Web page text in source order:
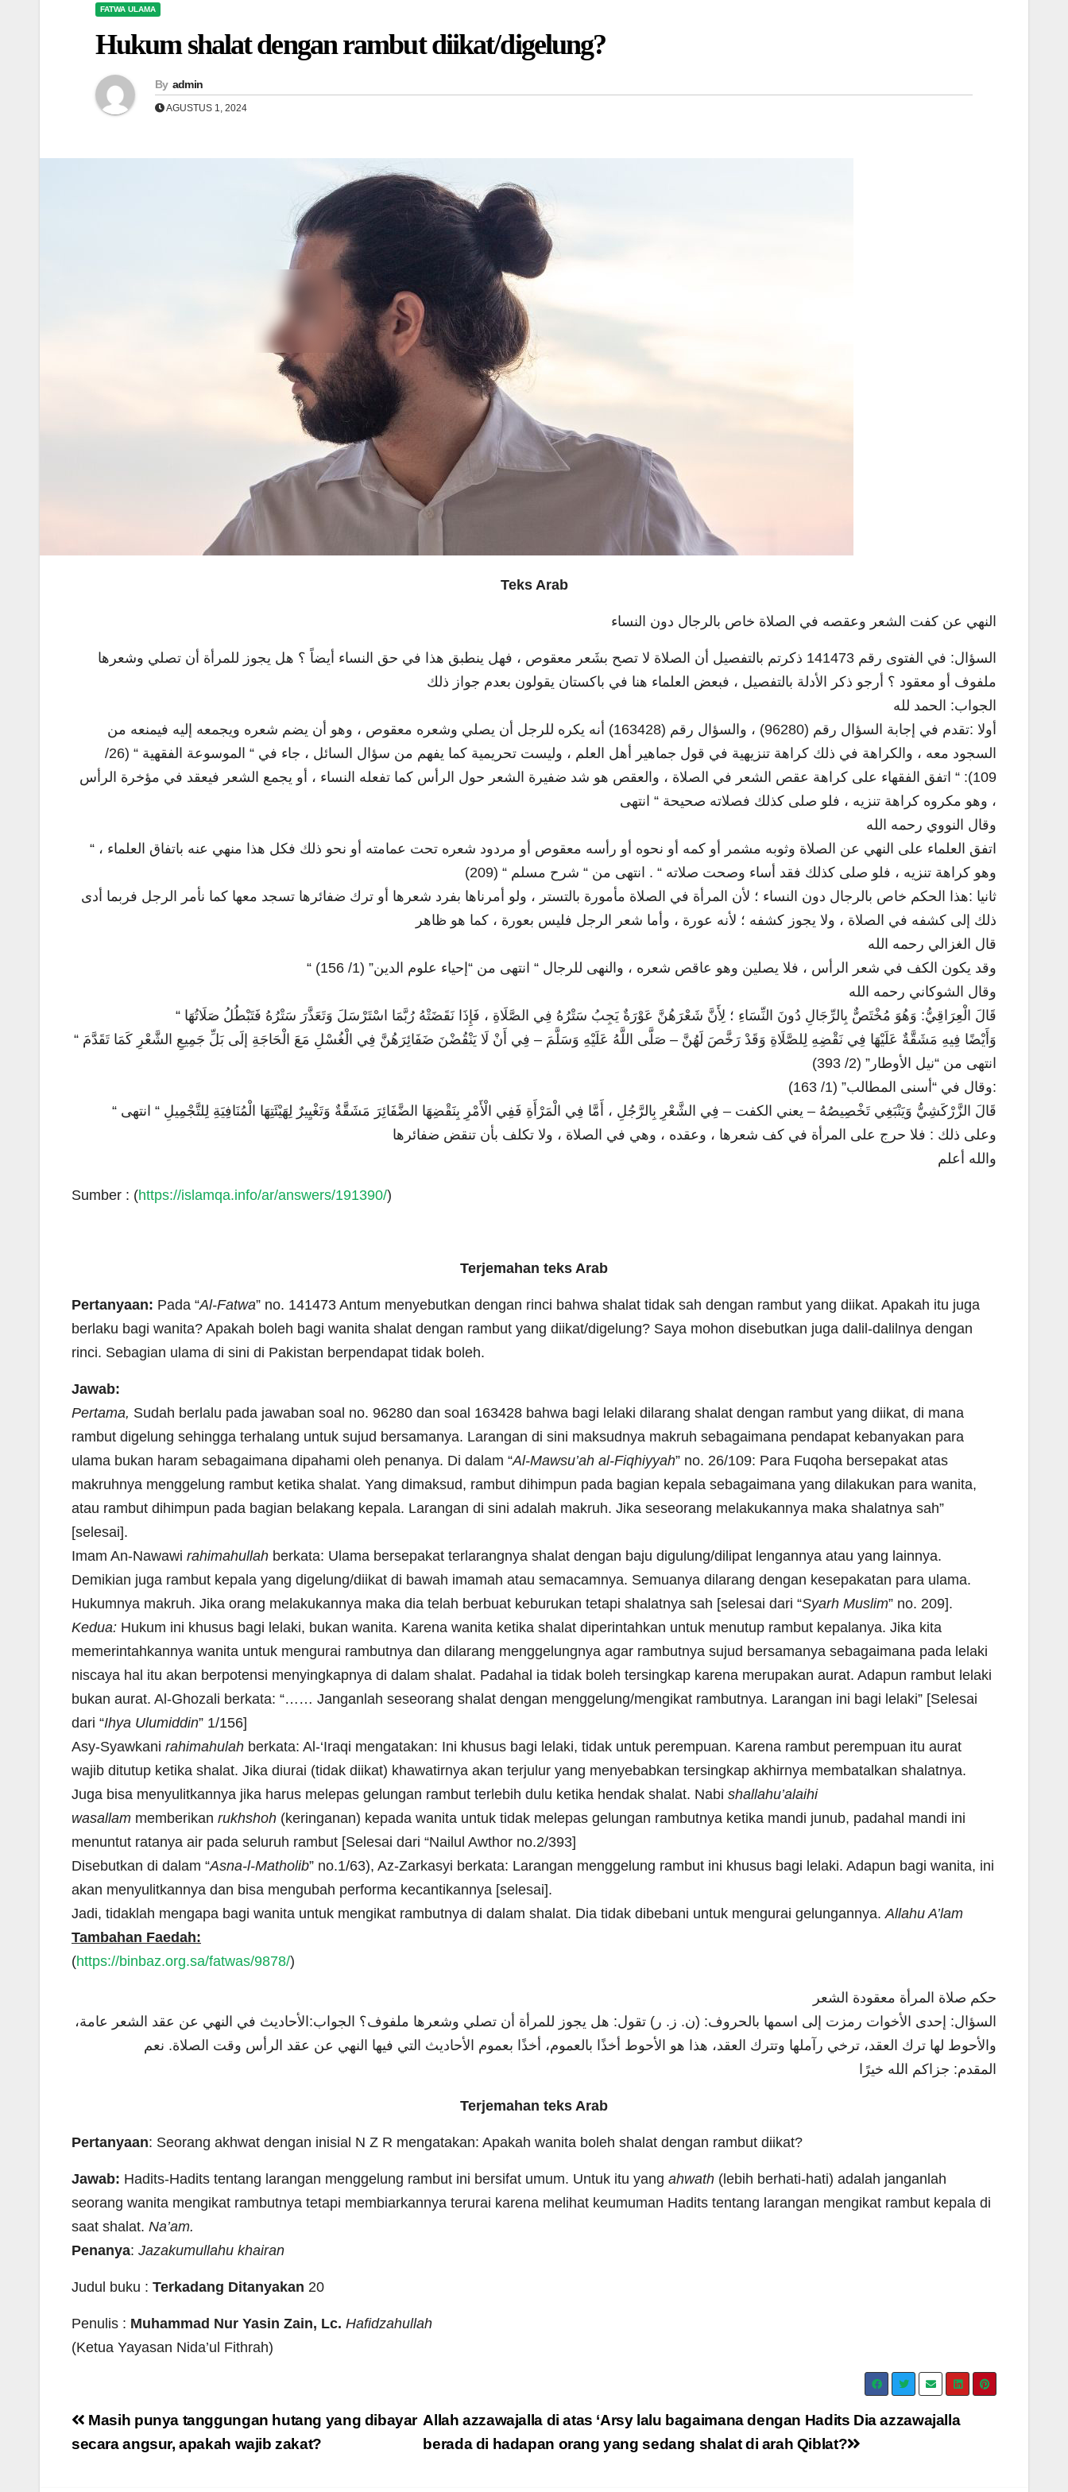
FATWA ULAMA
Hukum shalat dengan rambut diikat/digelung?
By admin
AGUSTUS 1, 2024
Teks Arab
النهي عن كفت الشعر وعقصه في الصلاة خاص بالرجال دون النساء
السؤال: في الفتوى رقم 141473 ذكرتم بالتفصيل أن الصلاة لا تصح بشَعر معقوص ، فهل ينطبق هذا في حق النساء أيضاً ؟ هل يجوز للمرأة أن تصلي وشعرها
ملفوف أو معقود ؟ أرجو ذكر الأدلة بالتفصيل ، فبعض العلماء هنا في باكستان يقولون بعدم جواز ذلك
الجواب: الحمد لله
أولا :تقدم في إجابة السؤال رقم (96280) ، والسؤال رقم (163428) أنه يكره للرجل أن يصلي وشعره معقوص ، وهو أن يضم شعره ويجمعه إليه فيمنعه من
السجود معه ، والكراهة في ذلك كراهة تنزيهية في قول جماهير أهل العلم ، وليست تحريمية كما يفهم من سؤال السائل ، جاء في “ الموسوعة الفقهية “ (26/
109): “ اتفق الفقهاء على كراهة عقص الشعر في الصلاة ، والعقص هو شد ضفيرة الشعر حول الرأس كما تفعله النساء ، أو يجمع الشعر فيعقد في مؤخرة الرأس
، وهو مكروه كراهة تنزيه ، فلو صلى كذلك فصلاته صحيحة “ انتهى
وقال النووي رحمه الله
“ اتفق العلماء على النهي عن الصلاة وثوبه مشمر أو كمه أو نحوه أو رأسه معقوص أو مردود شعره تحت عمامته أو نحو ذلك فكل هذا منهي عنه باتفاق العلماء ،
وهو كراهة تنزيه ، فلو صلى كذلك فقد أساء وصحت صلاته “ . انتهى من “ شرح مسلم “ (209)
ثانيا :هذا الحكم خاص بالرجال دون النساء ؛ لأن المرأة في الصلاة مأمورة بالتستر ، ولو أمرناها بفرد شعرها أو ترك ضفائرها تسجد معها كما نأمر الرجل فربما أدى
ذلك إلى كشفه في الصلاة ، ولا يجوز كشفه ؛ لأنه عورة ، وأما شعر الرجل فليس بعورة ، كما هو ظاهر
قال الغزالي رحمه الله
“ وقد يكون الكف في شعر الرأس ، فلا يصلين وهو عاقص شعره ، والنهى للرجال “ انتهى من “إحياء علوم الدين” (1/ 156)
وقال الشوكاني رحمه الله
“ قَالَ الْعِرَاقِيُّ: وَهُوَ مُخْتَصٌّ بِالرِّجَالِ دُونَ النِّسَاءِ ؛ لِأَنَّ شَعْرَهُنَّ عَوْرَةٌ يَجِبُ سَتْرُهُ فِي الصَّلَاةِ ، فَإِذَا نَقَضَتْهُ رُبَّمَا اسْتَرْسَلَ وَتَعَذَّرَ سَتْرُهُ فَتَبْطُلُ صَلَاتُهَا
وَأَيْضًا فِيهِ مَشَقَّةٌ عَلَيْهَا فِي نَقْضِهِ لِلصَّلَاةِ وَقَدْ رَخَّصَ لَهُنَّ – صَلَّى اللَّهُ عَلَيْهِ وَسَلَّمَ – فِي أَنْ لَا يَنْقُضْنَ ضَفَائِرَهُنَّ فِي الْغُسْلِ مَعَ الْحَاجَةِ إلَى بَلِّ جَمِيعِ الشَّعْرِ كَمَا تَقَدَّمَ “
انتهى من “نيل الأوطار” (2/ 393)
وقال في “أسنى المطالب” (1/ 163):
“ قَالَ الزَّرْكَشِيُّ وَيَنْبَغِي تَخْصِيصُهُ – يعني الكفت – فِي الشَّعْرِ بِالرَّجُلِ ، أَمَّا فِي الْمَرْأَةِ فَفِي الْأَمْرِ بِنَقْضِهَا الضَّفَائِرَ مَشَقَّةٌ وَتَغْيِيرٌ لِهَيْئَتِهَا الْمُنَافِيَةِ لِلتَّجْمِيلِ “ انتهى
وعلى ذلك : فلا حرج على المرأة في كف شعرها ، وعقده ، وهي في الصلاة ، ولا تكلف بأن تنقض ضفائرها
والله أعلم
Sumber : (https://islamqa.info/ar/answers/191390/)
Terjemahan teks Arab
Pertanyaan: Pada “Al-Fatwa” no. 141473 Antum menyebutkan dengan rinci bahwa shalat tidak sah dengan rambut yang diikat. Apakah itu juga
berlaku bagi wanita? Apakah boleh bagi wanita shalat dengan rambut yang diikat/digelung? Saya mohon disebutkan juga dalil-dalilnya dengan
rinci. Sebagian ulama di sini di Pakistan berpendapat tidak boleh.
Jawab:
Pertama, Sudah berlalu pada jawaban soal no. 96280 dan soal 163428 bahwa bagi lelaki dilarang shalat dengan rambut yang diikat, di mana
rambut digelung sehingga terhalang untuk sujud bersamanya. Larangan di sini maksudnya makruh sebagaimana pendapat kebanyakan para
ulama bukan haram sebagaimana dipahami oleh penanya. Di dalam “Al-Mawsu’ah al-Fiqhiyyah” no. 26/109: Para Fuqoha bersepakat atas
makruhnya menggelung rambut ketika shalat. Yang dimaksud, rambut dihimpun pada bagian kepala sebagaimana yang dilakukan para wanita,
atau rambut dihimpun pada bagian belakang kepala. Larangan di sini adalah makruh. Jika seseorang melakukannya maka shalatnya sah”
[selesai].
Imam An-Nawawi rahimahullah berkata: Ulama bersepakat terlarangnya shalat dengan baju digulung/dilipat lengannya atau yang lainnya.
Demikian juga rambut kepala yang digelung/diikat di bawah imamah atau semacamnya. Semuanya dilarang dengan kesepakatan para ulama.
Hukumnya makruh. Jika orang melakukannya maka dia telah berbuat keburukan tetapi shalatnya sah [selesai dari “Syarh Muslim” no. 209].
Kedua: Hukum ini khusus bagi lelaki, bukan wanita. Karena wanita ketika shalat diperintahkan untuk menutup rambut kepalanya. Jika kita
memerintahkannya wanita untuk mengurai rambutnya dan dilarang menggelungnya agar rambutnya sujud bersamanya sebagaimana pada lelaki
niscaya hal itu akan berpotensi menyingkapnya di dalam shalat. Padahal ia tidak boleh tersingkap karena merupakan aurat. Adapun rambut lelaki
bukan aurat. Al-Ghozali berkata: “…… Janganlah seseorang shalat dengan menggelung/mengikat rambutnya. Larangan ini bagi lelaki” [Selesai
dari “Ihya Ulumiddin” 1/156]
Asy-Syawkani rahimahulah berkata: Al-‘Iraqi mengatakan: Ini khusus bagi lelaki, tidak untuk perempuan. Karena rambut perempuan itu aurat
wajib ditutup ketika shalat. Jika diurai (tidak diikat) khawatirnya akan terjulur yang menyebabkan tersingkap akhirnya membatalkan shalatnya.
Juga bisa menyulitkannya jika harus melepas gelungan rambut terlebih dulu ketika hendak shalat. Nabi shallahu’alaihi
wasallam memberikan rukhshoh (keringanan) kepada wanita untuk tidak melepas gelungan rambutnya ketika mandi junub, padahal mandi ini
menuntut ratanya air pada seluruh rambut [Selesai dari “Nailul Awthor no.2/393]
Disebutkan di dalam “Asna-l-Matholib” no.1/63), Az-Zarkasyi berkata: Larangan menggelung rambut ini khusus bagi lelaki. Adapun bagi wanita, ini
akan menyulitkannya dan bisa mengubah performa kecantikannya [selesai].
Jadi, tidaklah mengapa bagi wanita untuk mengikat rambutnya di dalam shalat. Dia tidak dibebani untuk mengurai gelungannya. Allahu A’lam
Tambahan Faedah:
(https://binbaz.org.sa/fatwas/9878/)
حكم صلاة المرأة معقودة الشعر
السؤال: إحدى الأخوات رمزت إلى اسمها بالحروف: (ن. ز. ر) تقول: هل يجوز للمرأة أن تصلي وشعرها ملفوف؟ الجواب:الأحاديث في النهي عن عقد الشعر عامة،
والأحوط لها ترك العقد، ترخي رآملها وتترك العقد، هذا هو الأحوط أخذًا بالعموم، أخذًا بعموم الأحاديث التي فيها النهي عن عقد الرأس وقت الصلاة. نعم
المقدم: جزاكم الله خيرًا
Terjemahan teks Arab
Pertanyaan: Seorang akhwat dengan inisial N Z R mengatakan: Apakah wanita boleh shalat dengan rambut diikat?
Jawab: Hadits-Hadits tentang larangan menggelung rambut ini bersifat umum. Untuk itu yang ahwath (lebih berhati-hati) adalah janganlah
seorang wanita mengikat rambutnya tetapi membiarkannya terurai karena melihat keumuman Hadits tentang larangan mengikat rambut kepala di
saat shalat. Na’am.
Penanya: Jazakumullahu khairan
Judul buku : Terkadang Ditanyakan 20
Penulis : Muhammad Nur Yasin Zain, Lc. Hafidzahullah
(Ketua Yayasan Nida’ul Fithrah)
Navigasi
pos
Allah azzawajalla di atas ‘Arsy lalu bagaimana dengan Hadits Dia azzawajalla
berada di hadapan orang yang sedang shalat di arah Qiblat?
Masih punya tanggungan hutang yang dibayar
secara angsur, apakah wajib zakat?